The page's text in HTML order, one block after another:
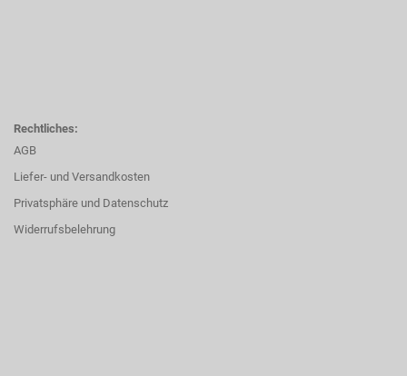
Rechtliches:
AGB
Liefer- und Versandkosten
Privatsphäre und Datenschutz
Widerrufsbelehrung